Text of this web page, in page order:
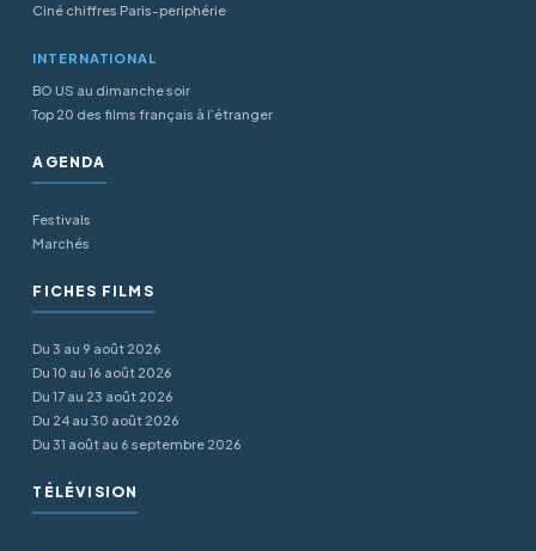
Ciné chiffres Paris-periphérie
INTERNATIONAL
BO US au dimanche soir
Top 20 des films français à l’étranger
AGENDA
Festivals
Marchés
FICHES FILMS
Du 3 au 9 août 2026
Du 10 au 16 août 2026
Du 17 au 23 août 2026
Du 24 au 30 août 2026
Du 31 août au 6 septembre 2026
TÉLÉVISION